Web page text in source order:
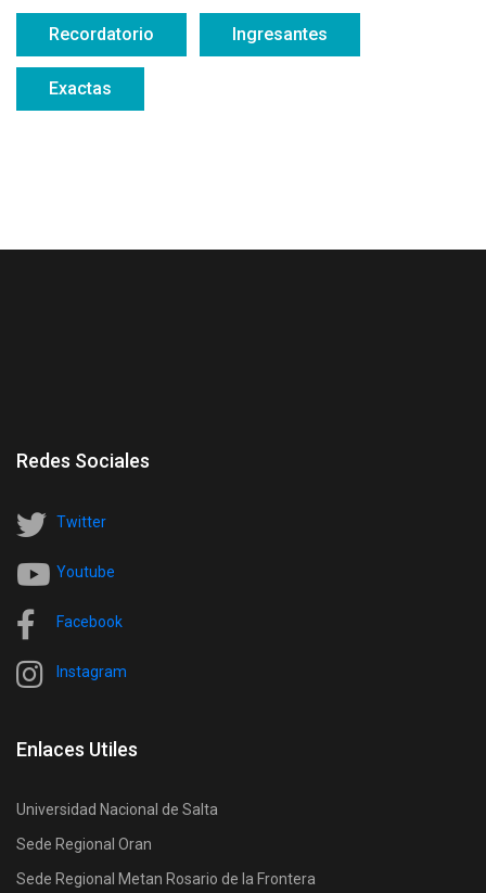
Recordatorio Ingresantes
Exactas
Redes Sociales
Twitter
Youtube
Facebook
Instagram
Enlaces Utiles
Universidad Nacional de Salta
Sede Regional Oran
Sede Regional Metan Rosario de la Frontera